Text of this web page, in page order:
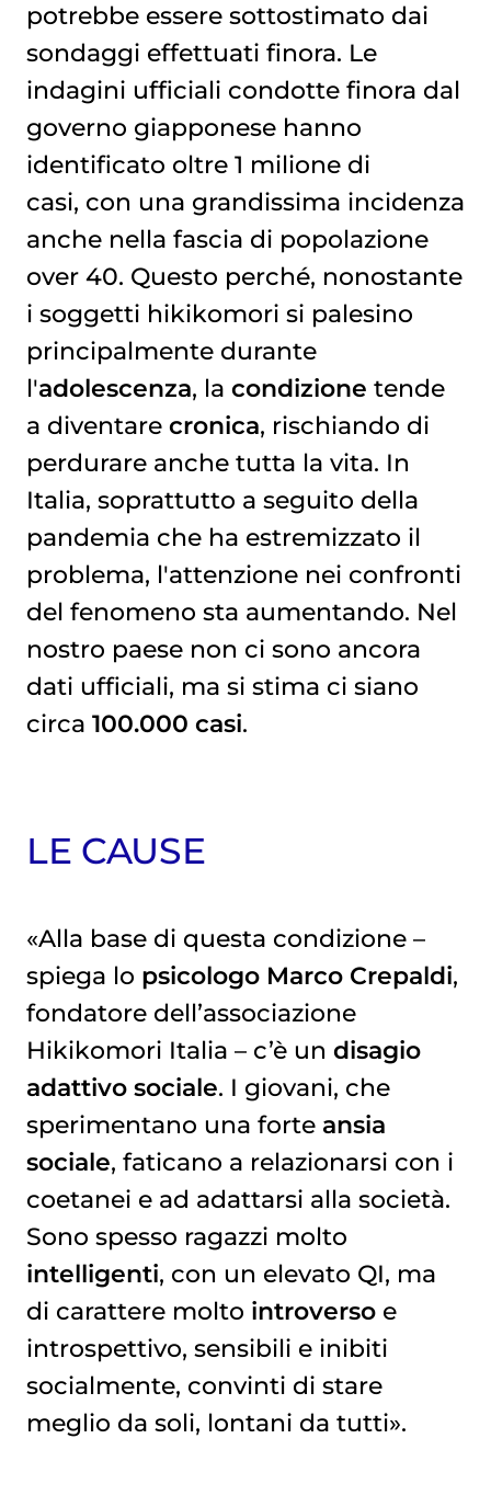
potrebbe essere sottostimato dai
sondaggi effettuati finora. Le
indagini ufficiali condotte finora dal
governo giapponese hanno
identificato oltre 1 milione di
casi, con una grandissima incidenza
anche nella fascia di popolazione
over 40. Questo perché, nonostante
i soggetti hikikomori si palesino
principalmente durante
l'adolescenza, la condizione tende
a diventare cronica, rischiando di
perdurare anche tutta la vita. In
Italia, soprattutto a seguito della
pandemia che ha estremizzato il
problema, l'attenzione nei confronti
del fenomeno sta aumentando. Nel
nostro paese non ci sono ancora
dati ufficiali, ma si stima ci siano
circa 100.000 casi.
LE CAUSE
«Alla base di questa condizione –
spiega lo psicologo Marco Crepaldi,
fondatore dell’associazione
Hikikomori Italia – c’è un disagio
adattivo sociale. I giovani, che
sperimentano una forte ansia
sociale, faticano a relazionarsi con i
coetanei e ad adattarsi alla società.
Sono spesso ragazzi molto
intelligenti, con un elevato QI, ma
di carattere molto introversoe
introspettivo, sensibili e inibiti
socialmente, convinti di stare
meglio da soli, lontani da tutti».